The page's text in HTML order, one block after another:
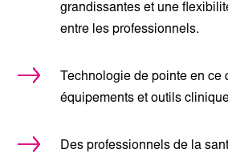
grandissantes et une
entre les professionnels.
Technologie de pointe en ce
équipements et outils
Des professionnels de la